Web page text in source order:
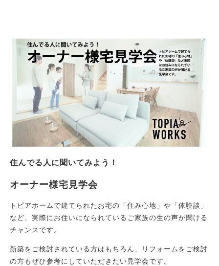
Works
新築注文住宅
Event
イベント
住んでる人に聞いてみよう！
オーナー様宅見学会
トピアホームで建てられたお宅の「住み心地」や「体験談」
など、実際にお住いになられているご家族の生の声が聞ける
チャンスです。
新築をご検討されている方はもちろん、リフォームをご検討
の方もぜひ参考にしていただきたい見学会です。